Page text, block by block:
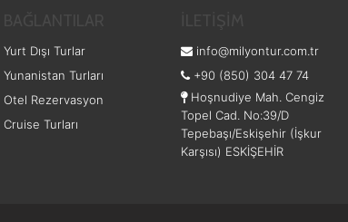
Yurt Dışı Turlar
Yunanistan Turları
Otel Rezervasyon
Cruise Turları
info@milyontur.com.tr
+90 (850) 304 47 74
Hoşnudiye Mah. Cengiz
Topel Cad. No:39/D
Tepebaşı/Eskişehir (İşkur
Karşısı) ESKİŞEHİR